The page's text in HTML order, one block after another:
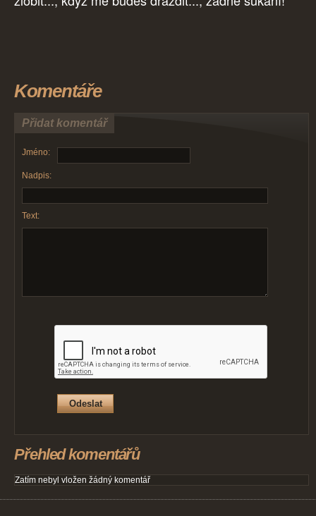
Komentáře
Přidat komentář
Jméno:
Nadpis:
Text:
Přehled komentářů
Zatím nebyl vložen žádný komentář